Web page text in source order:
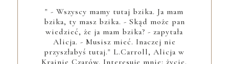
" - Wszyscy mamy tutaj bzika. Ja mam
bzika, ty masz bzika. - Skąd może pan
wiedzieć, że ja mam bzika? - zapytała
Alicja. - Musisz mieć. Inaczej nie
przyszłabyś tutaj." L.Carroll, Alicja w
Krainie Czarów. Interesuje mnie: życie.